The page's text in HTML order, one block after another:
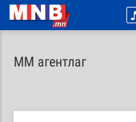
ММ агентлаг